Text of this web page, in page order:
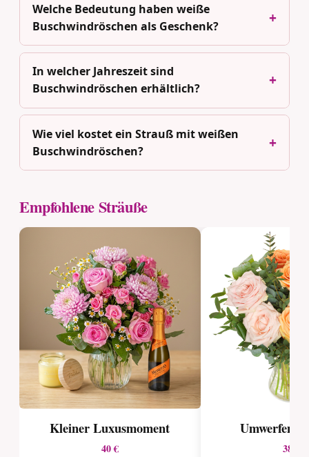
Welche Bedeutung haben weiße
Buschwindröschen als Geschenk?
In welcher Jahreszeit sind
Buschwindröschen erhältlich?
Wie viel kostet ein Strauß mit weißen
Buschwindröschen?
Empfohlene Sträuße
Kleiner Luxusmoment
40 € 38 €